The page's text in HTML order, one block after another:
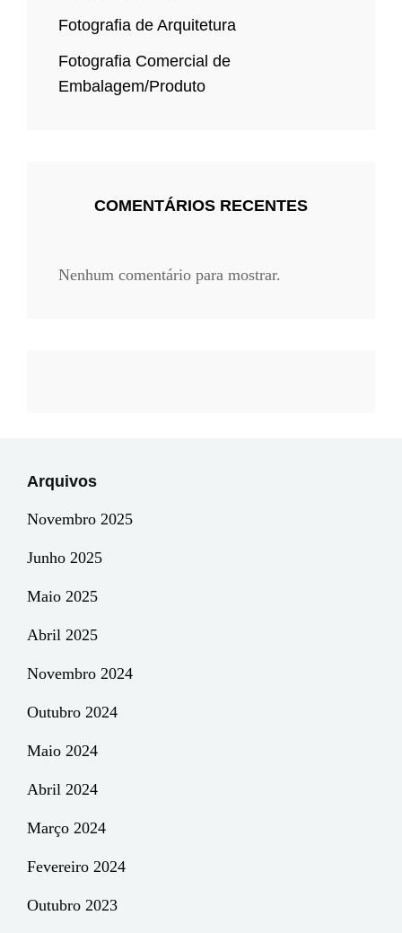
Fotografia de Arquitetura
Fotografia Comercial de
Embalagem/Produto
COMENTÁRIOS RECENTES
Nenhum comentário para mostrar.
Arquivos
Novembro 2025
Junho 2025
Maio 2025
Abril 2025
Novembro 2024
Outubro 2024
Maio 2024
Abril 2024
Março 2024
Fevereiro 2024
Outubro 2023